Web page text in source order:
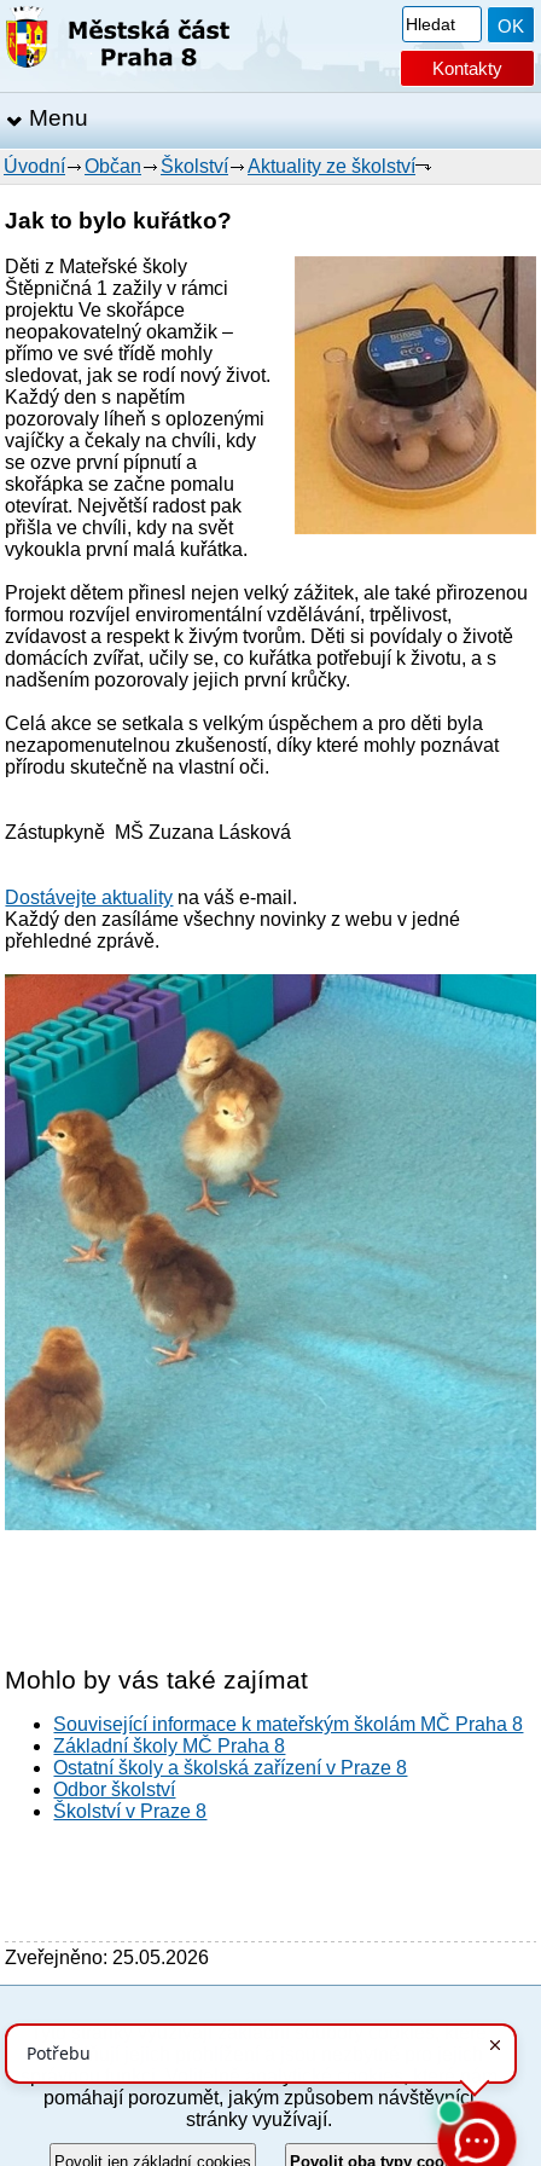
Kontakty
Menu
Úvodní Občan Školství Aktuality ze školství
Jak to bylo kuřátko?
Děti z Mateřské školy
Štěpničná 1 zažily v rámci
projektu Ve skořápce
neopakovatelný okamžik –
přímo ve své třídě mohly
sledovat, jak se rodí nový život.
Každý den s napětím
pozorovaly líheň s oplozenými
vajíčky a čekaly na chvíli, kdy
se ozve první pípnutí a
skořápka se začne pomalu
otevírat. Největší radost pak
přišla ve chvíli, kdy na svět
vykoukla první malá kuřátka.
Projekt dětem přinesl nejen velký zážitek, ale také přirozenou
formou rozvíjel enviromentální vzdělávání, trpělivost,
zvídavost a respekt k živým tvorům. Děti si povídaly o životě
domácích zvířat, učily se, co kuřátka potřebují k životu, a s
nadšením pozorovaly jejich první krůčky.
Celá akce se setkala s velkým úspěchem a pro děti byla
nezapomenutelnou zkušeností, díky které mohly poznávat
přírodu skutečně na vlastní oči.
Zástupkyně MŠ Zuzana Lásková
Dostávejte aktuality na váš e-mail.
Každý den zasíláme všechny novinky z webu v jedné
přehledné zprávě.
Mohlo by vás také zajímat
Související informace k mateřským školám MČ Praha 8
Základní školy MČ Praha 8
Ostatní školy a školská zařízení v Praze 8
Odbor školství
Školství v Praze 8
Zveřejněno: 25.05.2026
ENG
Povinné a praktické informace
© 2012–2019 MČ Praha 8
Tyto stránky využívají základní soubory cookies, které
usnadňují jejich prohlížení a jsou nezbytné pro jejich
správnou funkci. Volitelně analytické cookies, které nám
pomáhají porozumět, jakým způsobem návštěvníci
stránky využívají.
Povolit jen základní cookies Povolit oba typy cookies